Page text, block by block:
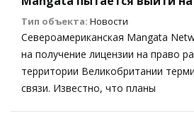
Тип объекта: Новости
Североамериканская Mangata
на получение лицензии на право
территории Великобритании
связи. Известно, что планы